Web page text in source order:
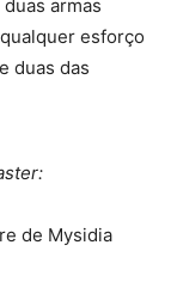
armas
esforço
duas das
de Mysidia